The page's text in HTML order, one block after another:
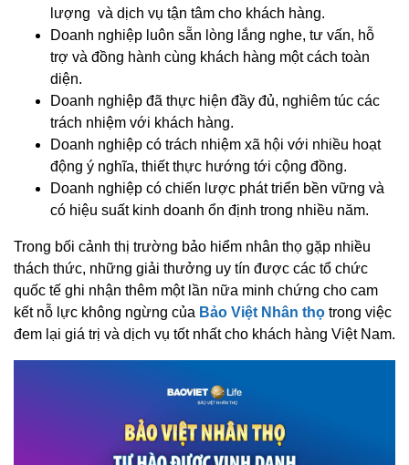
lượng và dịch vụ tận tâm cho khách hàng.
Doanh nghiệp luôn sẵn lòng lắng nghe, tư vấn, hỗ
trợ và đồng hành cùng khách hàng một cách toàn
diện.
Doanh nghiệp đã thực hiện đầy đủ, nghiêm túc các
trách nhiệm với khách hàng.
Doanh nghiệp có trách nhiệm xã hội với nhiều hoạt
động ý nghĩa, thiết thực hướng tới cộng đồng.
Doanh nghiệp có chiến lược phát triển bền vững và
có hiệu suất kinh doanh ổn định trong nhiều năm.
Trong bối cảnh thị trường bảo hiểm nhân thọ gặp nhiều
thách thức, những giải thưởng uy tín được các tổ chức
quốc tế ghi nhận thêm một lần nữa minh chứng cho cam
kết nỗ lực không ngừng của Bảo Việt Nhân thọ trong việc
đem lại giá trị và dịch vụ tốt nhất cho khách hàng Việt Nam.